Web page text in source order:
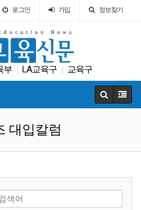
로그인 가입 정보찾기
부 LA교육구 교육구
뉴스 Fafsa 교육구
대입칼럼